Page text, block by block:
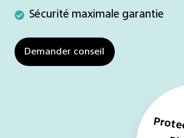
bout
bout
based
sans
logiciel
Sécurité maximale garantie
Sécurité
garantie
Demander conseil